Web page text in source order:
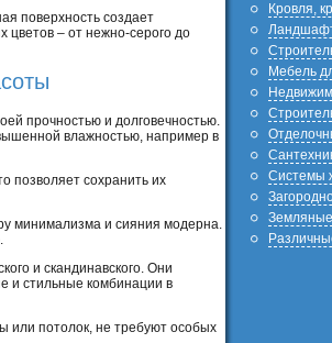
поверхность создает
– от нежно-серого до
прочностью и долговечностью.
влажностью, например в
позволяет сохранить их
минимализма и сияния модерна.
и скандинавского. Они
и стильные комбинации в
или потолок, не требуют особых
Кровля,
Мебель
Системы